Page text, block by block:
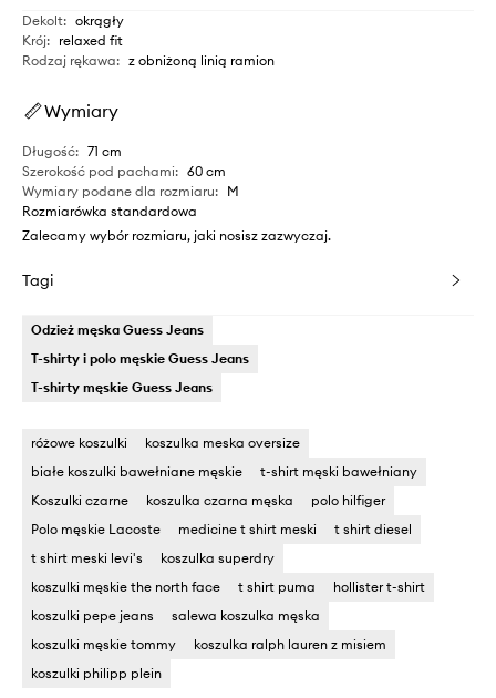
Dekolt: okrągły
Krój: relaxed fit
Rodzaj rękawa: z obniżoną linią ramion
Wymiary
Długość: 71 cm
Szerokość pod pachami: 60 cm
Wymiary podane dla rozmiaru: M
Rozmiarówka standardowa
Zalecamy wybór rozmiaru, jaki nosisz zazwyczaj.
Tagi
Odzież męska Guess Jeans
T-shirty i polo męskie Guess Jeans
T-shirty męskie Guess Jeans
różowe koszulki
koszulka meska oversize
białe koszulki bawełniane męskie
t-shirt męski bawełniany
Koszulki czarne
koszulka czarna męska
polo hilfiger
Polo męskie Lacoste
medicine t shirt meski
t shirt diesel
t shirt meski levi's
koszulka superdry
koszulki męskie the north face
t shirt puma
hollister t-shirt
koszulki pepe jeans
salewa koszulka męska
koszulki męskie tommy
koszulka ralph lauren z misiem
koszulki philipp plein